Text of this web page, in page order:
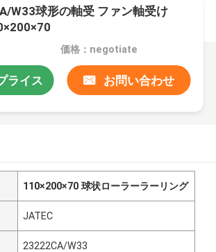
W33球形の軸受 ファン軸受け
価格：negotiate
ライス お問い合わせ
110×200×70 球状ローラーラーリング
JATEC
23222CA/W33